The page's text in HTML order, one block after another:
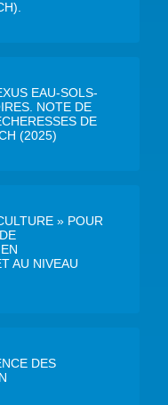
EAU-SOLS-
NOTE DE
DE
(2025)
» POUR
AU NIVEAU
DES